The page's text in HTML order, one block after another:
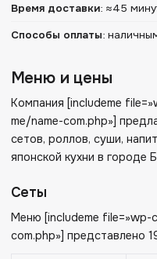
Время доставки: ≈45
Способы оплаты:
Меню и цены
Компания [includeme
me/name-com.php»]
сетов, роллов, суши,
японской кухни в городе
Сеты
Меню [includeme
com.php»] представлено